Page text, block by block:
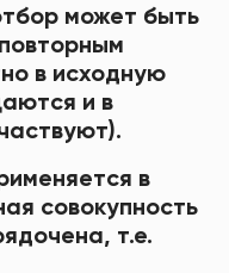
может быть
в исходную
и в
в
совокупность
т.е.